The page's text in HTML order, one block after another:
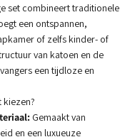
set combineert traditionele
een ontspannen,
of zelfs kinder- of
van katoen en de
een tijdloze en
kiezen?
Gemaakt van
en een luxueuze